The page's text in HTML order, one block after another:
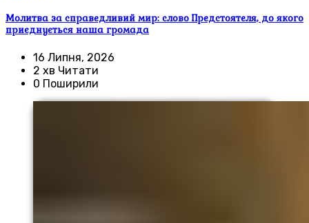
Молитва за справедливий мир: слово Предстоятеля, до якого
приєднується наша громада
16 Липня, 2026
2 хв Читати
0 Поширили